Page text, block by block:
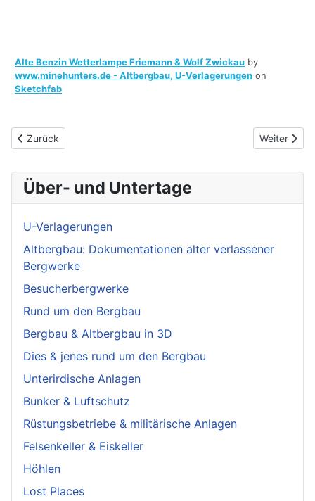
Alte Benzin Wetterlampe Friemann & Wolf Zwickau by
www.minehunters.de - Altbergbau, U-Verlagerungen on
Sketchfab
Vorheriger Beitrag: 3D Grubenrisse im Bereich Bergbau
Zurück Nächster
Weiter
Über- und Untertage
U-Verlagerungen
Altbergbau: Dokumentationen alter verlassener
Bergwerke
Besucherbergwerke
Rund um den Bergbau
Bergbau & Altbergbau in 3D
Dies & jenes rund um den Bergbau
Unterirdische Anlagen
Bunker & Luftschutz
Rüstungsbetriebe & militärische Anlagen
Felsenkeller & Eiskeller
Höhlen
Lost Places